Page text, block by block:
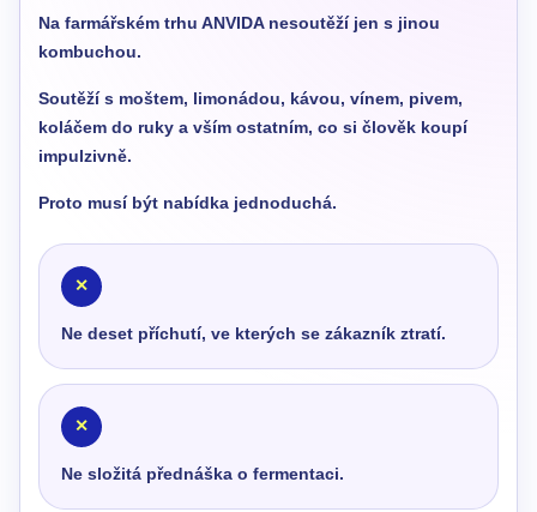
Na farmářském trhu ANVIDA nesoutěží jen s jinou
kombuchou.
Soutěží s moštem, limonádou, kávou, vínem, pivem,
koláčem do ruky a vším ostatním, co si člověk koupí
impulzivně.
Proto musí být nabídka jednoduchá.
✕
Ne deset příchutí, ve kterých se zákazník ztratí.
✕
Ne složitá přednáška o fermentaci.